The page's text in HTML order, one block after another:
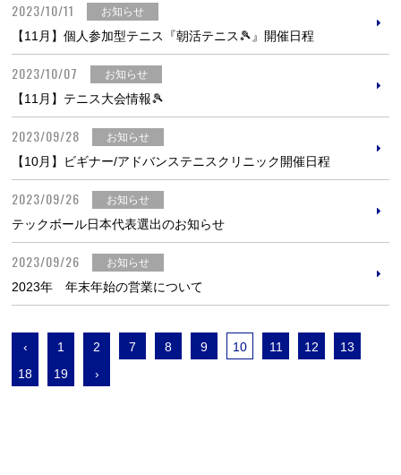
2023/10/11 お知らせ
【11月】個人参加型テニス『朝活テニス🎾』開催日程
2023/10/07 お知らせ
【11月】テニス大会情報🎾
2023/09/28 お知らせ
【10月】ビギナー/アドバンステニスクリニック開催日程
2023/09/26 お知らせ
テックボール日本代表選出のお知らせ
2023/09/26 お知らせ
2023年 年末年始の営業について
‹ 1 2 7 8 9 10 11 12
13
18
19 ›